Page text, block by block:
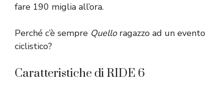
fare 190 miglia all’ora.
Perché c’è sempre Quelloragazzo ad un evento
ciclistico?
Caratteristiche di RIDE 6